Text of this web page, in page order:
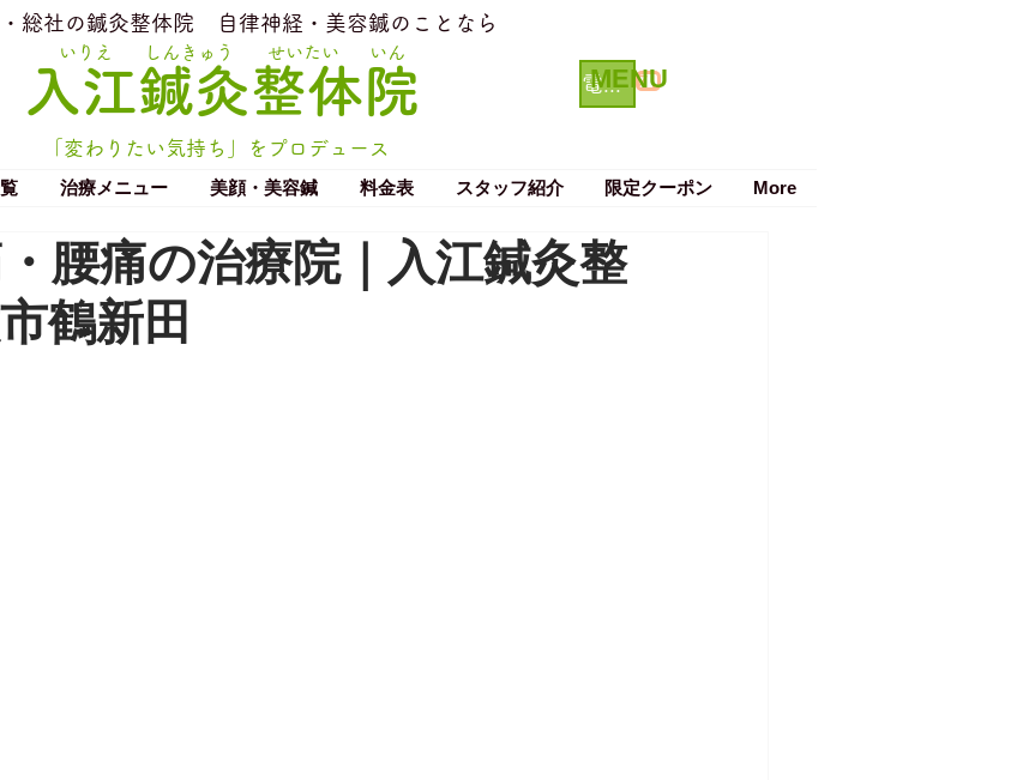
いりえ
総社の鍼灸整体院 ​自律神経・美容鍼のことなら
​入江鍼灸整体院
せいたい
しんきゅう いん
電話で予約する クーポン
MENU
「変わりたい気持ち」をプロデュース
治療メニュー 美顔・美容鍼 料金表 スタッフ紹介 限定クーポン More
腰痛の治療院｜入江鍼灸整
鶴新田